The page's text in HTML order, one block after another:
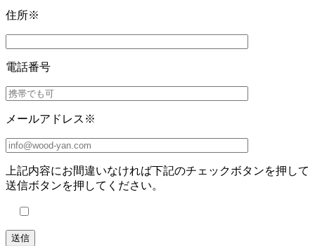
住所※
電話番号
メールアドレス ※
上記内容にお間違いなければ下記のチェックボタンを押して
送信ボタンを押してください。